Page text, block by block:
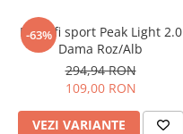
-63%
Pantofi sport Peak Light 2.0
Dama Roz/Alb
294,94 RON
109,00 RON
VEZI VARIANTE